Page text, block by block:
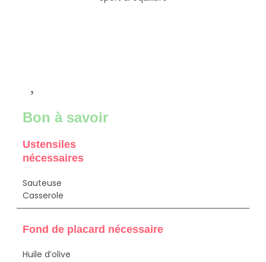
Bon à savoir
Ustensiles
nécessaires
Sauteuse
Casserole
Fond de placard nécessaire
Huile d’olive